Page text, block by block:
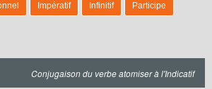
Impératif Infinitif Participe
Conjugaison du verbe atomiser à l'Indicatif